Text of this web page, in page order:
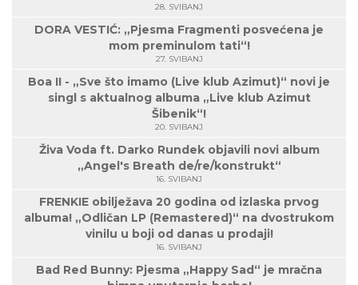
28. SVIBANJ
DORA VESTIĆ: „Pjesma Fragmenti posvećena je
mom preminulom tati“!
27. SVIBANJ
Boa II - „Sve što imamo (Live klub Azimut)“ novi je
singl s aktualnog albuma „Live klub Azimut
Šibenik“!
20. SVIBANJ
Živa Voda ft. Darko Rundek objavili novi album
„Angel's Breath de/re/konstrukt“
16. SVIBANJ
FRENKIE obilježava 20 godina od izlaska prvog
albuma! „Odličan LP (Remastered)“ na dvostrukom
vinilu u boji od danas u prodaji!
16. SVIBANJ
Bad Red Bunny: Pjesma „Happy Sad“ je mračna